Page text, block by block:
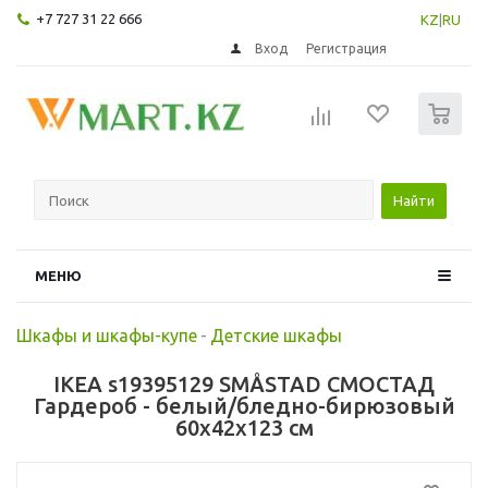
+7 727 31 22 666 KZ RU
Вход Регистрация
Найти
МЕНЮ
Шкафы и шкафы-купе - Детские шкафы
IKEA s19395129 SMÅSTAD СМОСТАД
Гардероб - белый/бледно-бирюзовый
60x42x123 см